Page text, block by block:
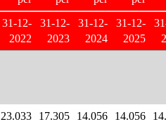
31-12-
2022
31-12-
2023
31-12-
2024
31-12-
2025
23.033 17.305 14.056 14.056